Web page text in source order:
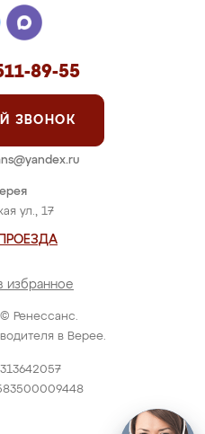
Ренессанс.
в Верее.
ул., 17
избранное
89-55
ЗВОНОК